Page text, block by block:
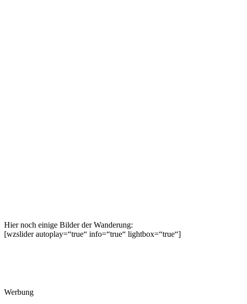
Hier noch einige Bilder der Wanderung:
[wzslider autoplay=“true“ info=“true“ lightbox=“true“]
Werbung